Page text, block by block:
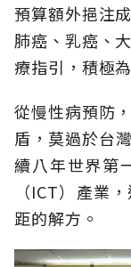
預算額外挹注
肺癌、乳癌、
療指引，積極
從慢性病預防
盾，莫過於台
續八年世界第
（ICT）產業
距的解方。